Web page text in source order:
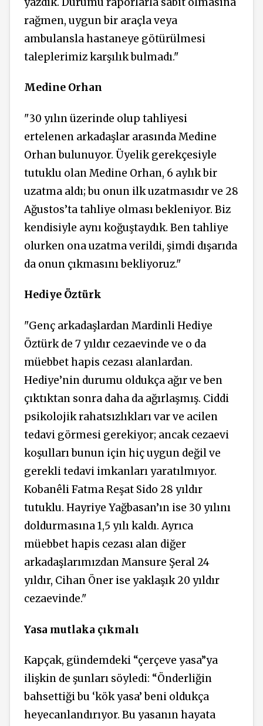
rağmen, uygun bir araçla veya
ambulansla hastaneye götürülmesi
taleplerimiz karşılık bulmadı."
Medine Orhan
"30 yılın üzerinde olup tahliyesi
ertelenen arkadaşlar arasında Medine
Orhan bulunuyor. Üyelik gerekçesiyle
tutuklu olan Medine Orhan, 6 aylık bir
uzatma aldı; bu onun ilk uzatmasıdır ve 28
Ağustos’ta tahliye olması bekleniyor. Biz
kendisiyle aynı koğuştaydık. Ben tahliye
olurken ona uzatma verildi, şimdi dışarıda
da onun çıkmasını bekliyoruz."
Hediye Öztürk
"Genç arkadaşlardan Mardinli Hediye
Öztürk de 7 yıldır cezaevinde ve o da
müebbet hapis cezası alanlardan.
Hediye’nin durumu oldukça ağır ve ben
çıktıktan sonra daha da ağırlaşmış. Ciddi
psikolojik rahatsızlıkları var ve acilen
tedavi görmesi gerekiyor; ancak cezaevi
koşulları bunun için hiç uygun değil ve
gerekli tedavi imkanları yaratılmıyor.
Kobanêli Fatma Reşat Sido 28 yıldır
tutuklu. Hayriye Yağbasan’ın ise 30 yılını
doldurmasına 1,5 yılı kaldı. Ayrıca
müebbet hapis cezası alan diğer
arkadaşlarımızdan Mansure Şeral 24
yıldır, Cihan Öner ise yaklaşık 20 yıldır
cezaevinde."
Yasa mutlaka çıkmalı
Kapçak, gündemdeki “çerçeve yasa”ya
ilişkin de şunları söyledi: “Önderliğin
bahsettiği bu ‘kök yasa’ beni oldukça
heyecanlandırıyor. Bu yasanın hayata